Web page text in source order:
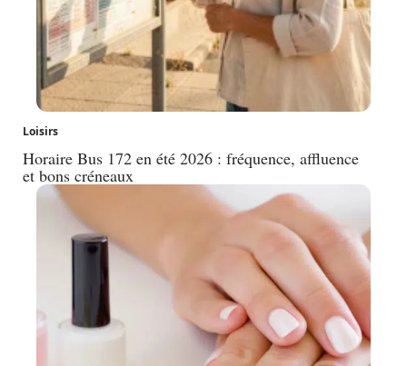
Loisirs
Horaire Bus 172 en été 2026 : fréquence, affluence
et bons créneaux